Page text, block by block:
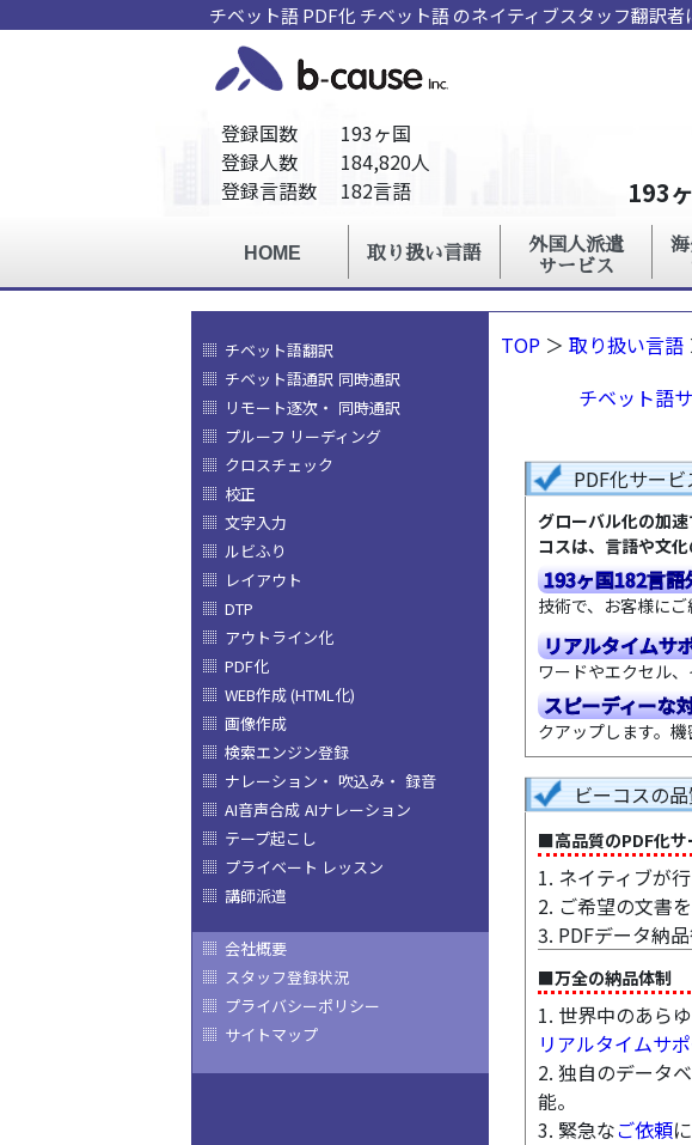
チベット語 PDF化 チベット語 のネイティブスタッフ翻訳者
TOP ＞ 取り扱い言語
チベット語
PDF化サー
グローバル化の加
コスは、言語や文
193ヶ国182言
技術で、お客様に
リアルタイムサ
ワードやエクセル
スピーディーな
クアップします。機
ビーコスの
■高品質のPDF化サ
1. ネイティブが
2. ご希望の文書
3. PDFデータ納
■万全の納品体制
1. 世界中のあら
リアルタイムサ
2. 独自のデータ
能。
3. 緊急なご依頼